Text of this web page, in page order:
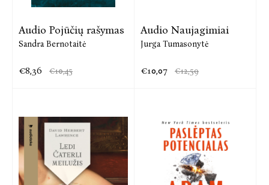
Audio Pojūčių rašymas
Sandra Bernotaitė
€8,36 €10,45
Audio Naujagimiai
Jurga Tumasonytė
€10,07 €12,59